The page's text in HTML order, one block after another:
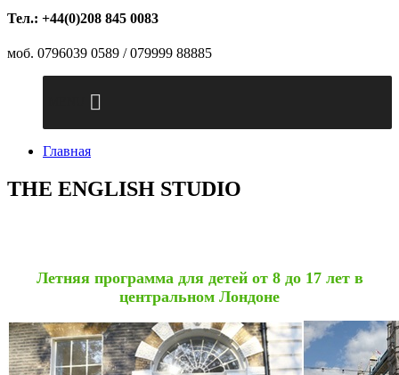
Тел.: +44(0)208 845 0083
моб. 0796039 0589 / 079999 88885
Главная
THE ENGLISH STUDIO
Летняя программа для детей от 8 до 17 лет в
центральном Лондоне